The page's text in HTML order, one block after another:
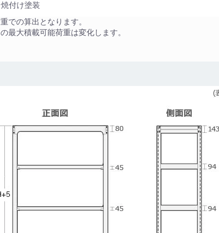
付け塗装
での算出となります。
最大積載可能荷重は変化します。